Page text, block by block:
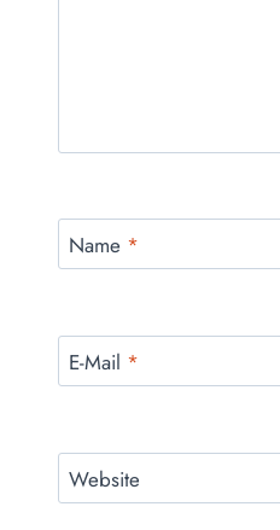
Name *
E-Mail *
Website